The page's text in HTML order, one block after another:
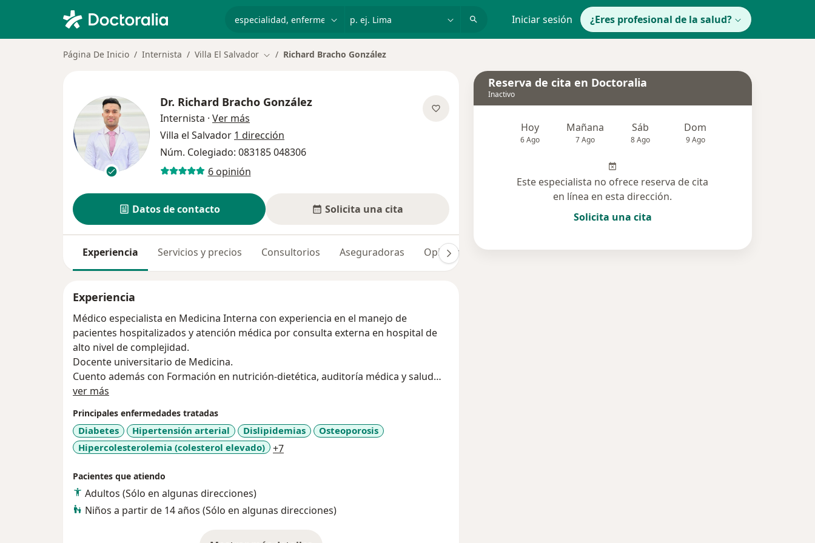
Iniciar sesión ¿Eres profesional de la salud?
Página De Inicio Internista Villa El Salvador Cambiar de ciudad
Richard Bracho González
Dr. Richard Bracho González
Internista · Ver más
Villa el Salvador 1 dirección
Núm. Colegiado: 083185 048306
6 opinión
Datos de contacto Solicita una cita
Experiencia Servicios y precios Consultorios Aseguradoras Opiniones (6) Dudas solucionadas (4)
Experiencia
Médico especialista en Medicina Interna con experiencia en el manejo de
pacientes hospitalizados y atención médica por consulta externa en hospital de
alto nivel de complejidad.
Docente universitario de Medicina.
Cuento además con Formación en nutrición-dietética, auditoría médica y salud
ocupacional.
ver más
Principales enfermedades tratadas
Diabetes Hipertensión arterial Dislipidemias
Osteoporosis
Hipercolesterolemia (colesterol elevado)
+7a11y_sr_more_diseases
Pacientes que atiendo
Adultos (Sólo en algunas direcciones)
Niños a partir de 14 años (Sólo en algunas direcciones)
Reserva de cita en Doctoralia
Inactivo
Hoy
6 Ago
Mañana
7 Ago
Sáb
8 Ago
Dom
9 Ago
Este especialista no ofrece reserva de cita
en línea en esta dirección.
Solicita una cita